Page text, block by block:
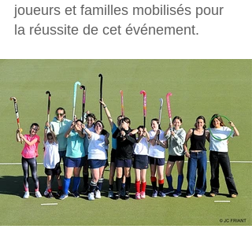
joueurs et familles mobilisés pour
la réussite de cet événement.